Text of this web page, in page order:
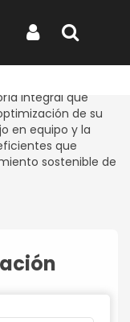
integral que
de su
en equipo y la
que
sostenible de